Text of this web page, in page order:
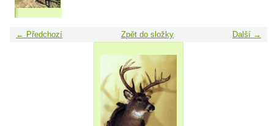
← Předchozí Další →
Zpět do složky